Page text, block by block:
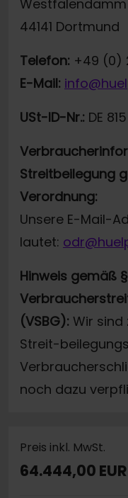
Westfalendamm
44141 Dortmund
Telefon: +49 (0)
E-Mail:
USt-ID-Nr.: DE
Streitbeilegung
Verordnung:
Unsere E-Mail-
lautet:
Hinweis gemäß
(VSBG): Wir sind
Streit-
noch dazu
Preis inkl. MwSt.
64.444,00 EUR